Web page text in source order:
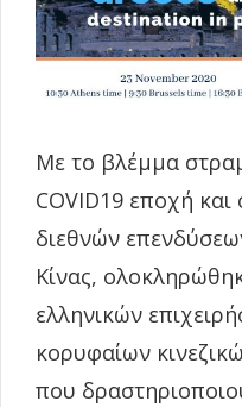
Με το βλέμμα
COVID19 εποχή
διεθνών
Κίνας,
ελληνικών
κορυφαίων
που